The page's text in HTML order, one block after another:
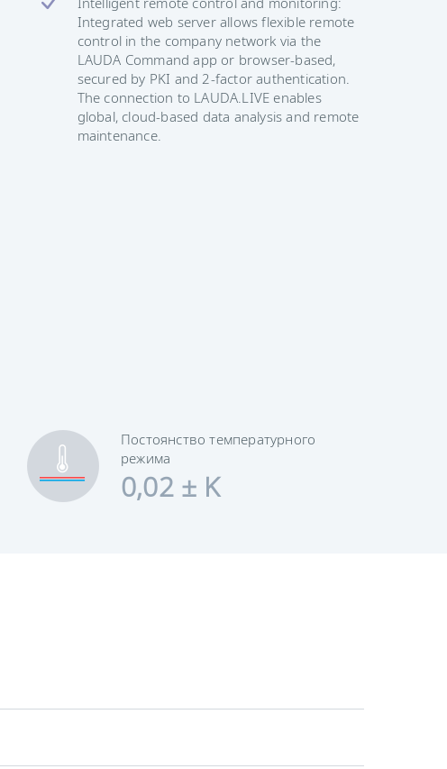
Integrated web server allows flexible remote
control in the company network via the
LAUDA Command app or browser-based,
secured by PKI and 2-factor authentication.
The connection to LAUDA.LIVE enables
global, cloud-based data analysis and remote
maintenance.
Постоянство температурного
режима
0,02 ± K